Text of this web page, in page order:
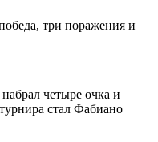
три поражения и
четыре очка и
стал Фабиано